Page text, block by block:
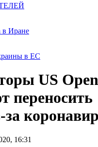
в Иране
в ЕС
US
переносить
16:31